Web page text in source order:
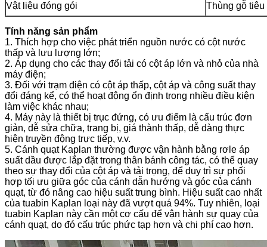
Vật liệu đóng gói
Thùng gỗ
Tính năng sản phẩm
1. Thích hợp cho việc phát triển nguồn nước có cột nước
thấp và lưu lượng lớn;
2. Áp dụng cho các thay đổi tải có cột áp lớn và nhỏ của nhà
máy điện;
3. Đối với trạm điện có cột áp thấp, cột áp và công suất thay
đổi đáng kể, có thể hoạt động ổn định trong nhiều điều kiện
làm việc khác nhau;
4. Máy này là thiết bị trục đứng, có ưu điểm là cấu trúc đơn
giản, dễ sửa chữa, trang bị, giá thành thấp, dễ dàng thực
hiện truyền động trực tiếp, v.v.
5. Cánh quạt Kaplan thường được vận hành bằng rơle áp
suất dầu được lắp đặt trong thân bánh công tác, có thể quay
theo sự thay đổi của cột áp và tải trọng, để duy trì sự phối
hợp tối ưu giữa góc của cánh dẫn hướng và góc của cánh
quạt, từ đó nâng cao hiệu suất trung bình. Hiệu suất cao nhất
của tuabin Kaplan loại này đã vượt quá 94%. Tuy nhiên, loại
tuabin Kaplan này cần một cơ cấu để vận hành sự quay của
cánh quạt, do đó cấu trúc phức tạp hơn và chi phí cao hơn.